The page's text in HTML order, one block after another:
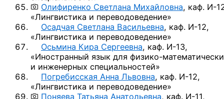
Олифиренко Светлана Михайловна, каф. И-
«Лингвистика и переводоведение»
Осадчая Светлана Васильевна, каф. И-12,
«Лингвистика и переводоведение»
Осьмина Кира Сергеевна, каф. И-13,
«Иностранный язык для физико-
и инженерных специальностей»
Погребисская Анна Львовна, каф. И-12,
«Лингвистика и переводоведение»
Поняева Татьяна Анатольевна, каф. И-11,